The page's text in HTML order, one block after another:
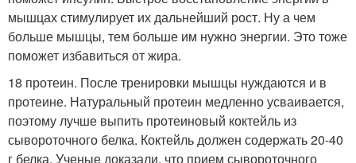
мышцах стимулирует их дальнейший рост. Ну а чем
больше мышцы, тем больше им нужно энергии. Это тоже
поможет избавиться от жира.
18 протеин. После тренировки мышцы нуждаются и в
протеине. Натуральный протеин медленно усваивается,
поэтому лучше выпить протеиновый коктейль из
сывороточного белка. Коктейль должен содержать 20-40
г белка. Ученые доказали, что прием сывороточного